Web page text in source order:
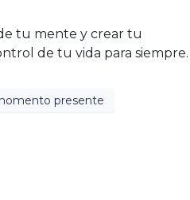
tu mente y crear tu
de tu vida para siempre.
presente